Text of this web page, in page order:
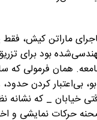
ماراتن کیش، فقط
بود برای
همان فرمولی که
بی‌اعتبار کردن
خیابان _ که نشانه
حرکات نمایشی و